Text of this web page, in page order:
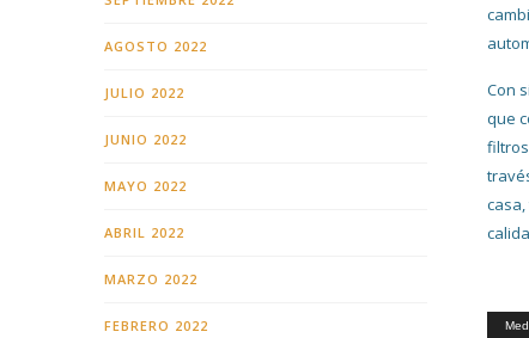
Con
que
AGOSTO 2022
JULIO 2022
JUNIO 2022
MAYO 2022
ABRIL 2022
MARZO 2022
FEBRERO 2022